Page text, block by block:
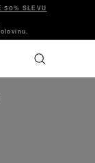
50% SLEVU